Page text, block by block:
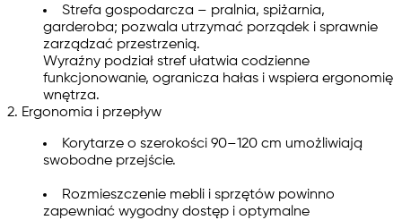
Strefa gospodarcza – pralnia, spiżarnia,
garderoba; pozwala utrzymać porządek i sprawnie
zarządzać przestrzenią.
Wyraźny podział stref ułatwia codzienne
funkcjonowanie, ogranicza hałas i wspiera ergonomię
wnętrza.
2. Ergonomia i przepływ
Korytarze o szerokości 90–120 cm umożliwiają
swobodne przejście.
Rozmieszczenie mebli i sprzętów powinno
zapewniać wygodny dostęp i optymalne